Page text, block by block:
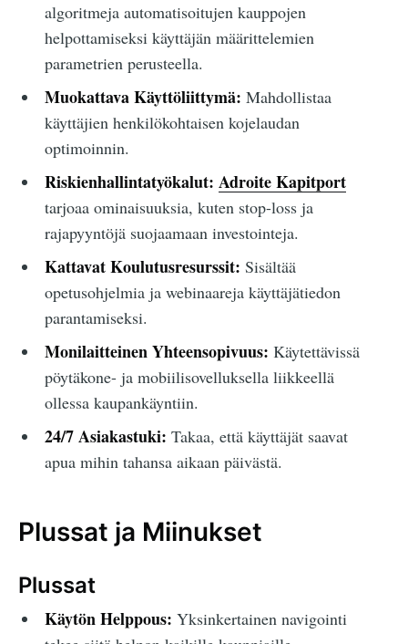
algoritmeja automatisoitujen kauppojen
helpottamiseksi käyttäjän määrittelemien
parametrien perusteella.
Muokattava Käyttöliittymä: Mahdollistaa
käyttäjien henkilökohtaisen kojelaudan
optimoinnin.
Riskienhallintatyökalut: Adroite Kapitport
tarjoaa ominaisuuksia, kuten stop-loss ja
rajapyyntöjä suojaamaan investointeja.
Kattavat Koulutusresurssit: Sisältää
opetusohjelmia ja webinaareja käyttäjätiedon
parantamiseksi.
Monilaitteinen Yhteensopivuus: Käytettävissä
pöytäkone- ja mobiilisovelluksella liikkeellä
ollessa kaupankäyntiin.
24/7 Asiakastuki: Takaa, että käyttäjät saavat
apua mihin tahansa aikaan päivästä.
Plussat ja Miinukset
Plussat
Käytön Helppous: Yksinkertainen navigointi